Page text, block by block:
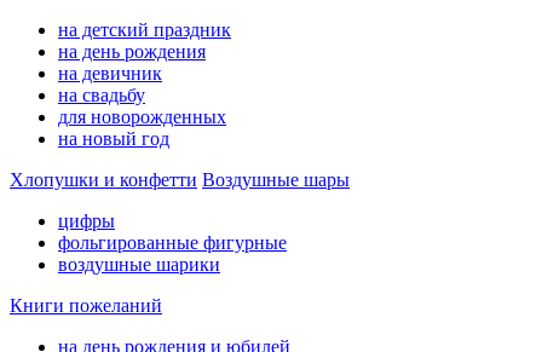
на детский праздник
на день рождения
на девичник
на свадьбу
для новорожденных
на новый год
Хлопушки и конфетти Воздушные шары
цифры
фольгированные фигурные
воздушные шарики
Книги пожеланий
на день рождения и юбилей